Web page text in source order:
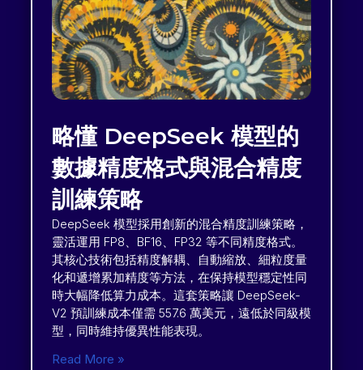
略懂 DeepSeek 模型的
數據精度格式與混合精度
訓練策略
DeepSeek 模型採用創新的混合精度訓練策略，
靈活運用 FP8、BF16、FP32 等不同精度格式。
其核心技術包括精度解耦、自動縮放、細粒度量
化和遞增累加精度等方法，在保持模型穩定性同
時大幅降低算力成本。這套策略讓 DeepSeek-
V2 預訓練成本僅需 557.6 萬美元，遠低於同級模
型，同時維持優異性能表現。
Read More »